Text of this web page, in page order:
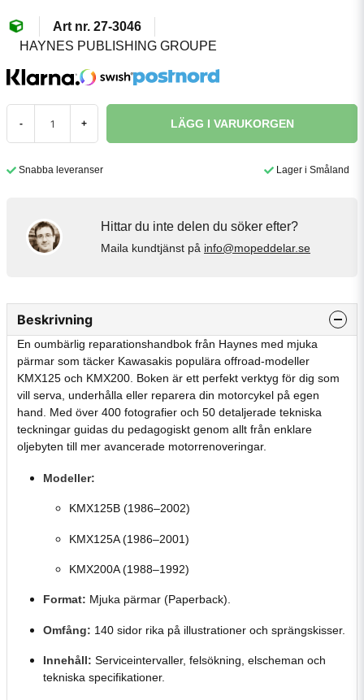
27-3046
HAYNES PUBLISHING GROUPE
- + LÄGG I VARUKORGEN
Snabba leveranser Lager i Småland
Hittar du inte delen du söker efter?
Maila kundtjänst på info@mopeddelar.se
Beskrivning
En oumbärlig reparationshandbok från Haynes med mjuka
pärmar som täcker Kawasakis populära offroad-modeller
KMX125 och KMX200. Boken är ett perfekt verktyg för dig som
vill serva, underhålla eller reparera din motorcykel på egen
hand. Med över 400 fotografier och 50 detaljerade tekniska
teckningar guidas du pedagogiskt genom allt från enklare
oljebyten till mer avancerade motorrenoveringar.
Modeller:
KMX125B (1986–2002)
KMX125A (1986–2001)
KMX200A (1988–1992)
Format: Mjuka pärmar (Paperback).
Omfång: 140 sidor rika på illustrationer och sprängskisser.
Innehåll: Serviceintervaller, felsökning, elscheman och
tekniska specifikationer.